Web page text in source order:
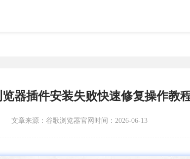
器插件安装失败快速修复操作教
文章来源： 谷歌浏览器官网 时间：2026-06-13